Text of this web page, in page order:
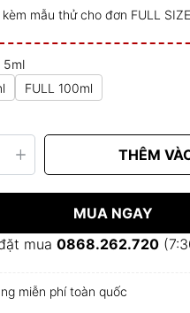
kèm mẫu thử cho đơn FULL SIZE
5ml
FULL 100ml
THÊM
MUA NGAY
mua 0868.262.720
miễn phí toàn quốc